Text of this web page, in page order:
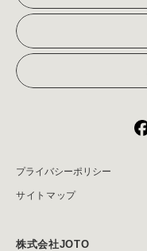
プライバシーポリシー
サイトマップ
株式会社JOTO